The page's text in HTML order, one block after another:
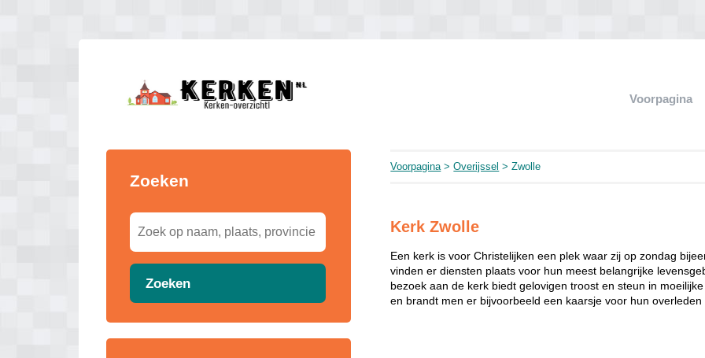
Voorpagina
Zoeken
Zoeken
Voorpagina>Overijssel > Zwolle
Kerk Zwolle
Een kerk is voor Christelijken een plek waar zij op zondag
vinden er diensten plaats voor hun meest belangrijke
bezoek aan de kerk biedt gelovigen troost en steun in
en brandt men er bijvoorbeeld een kaarsje voor hun